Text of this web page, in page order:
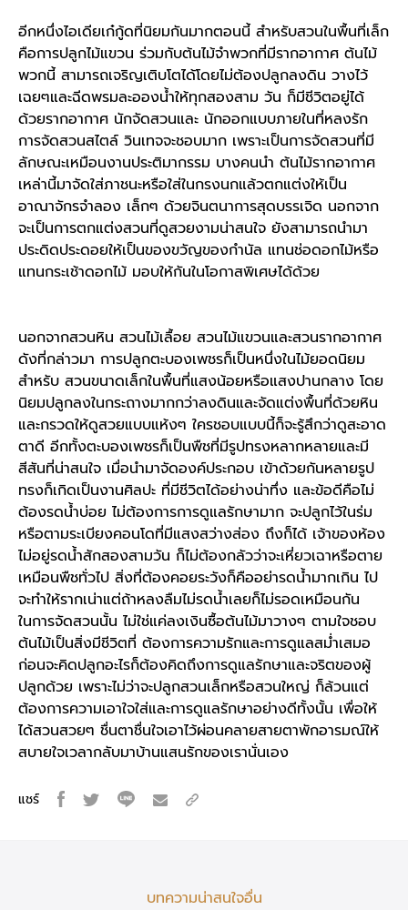
อีกหนึ่งไอเดียเก๋กู้ดที่นิยมกันมากตอนนี้ สำหรับสวนในพื้นที่เล็ก
คือการปลูกไม้แขวน ร่วมกับต้นไม้จำพวกที่มีรากอากาศ ต้นไม้
พวกนี้ สามารถเจริญเติบโตได้โดยไม่ต้องปลูกลงดิน วางไว้
เฉยๆและฉีดพรมละอองน้ำให้ทุกสองสาม วัน ก็มีชีวิตอยู่ได้
ด้วยรากอากาศ นักจัดสวนและ นักออกแบบภายในที่หลงรัก
การจัดสวนสไตล์ วินเทจจะชอบมาก เพราะเป็นการจัดสวนที่มี
ลักษณะเหมือนงานประติมากรรม บางคนนำ ต้นไม้รากอากาศ
เหล่านี้มาจัดใส่ภาชนะหรือใส่ในกรงนกแล้วตกแต่งให้เป็น
อาณาจักรจำลอง เล็กๆ ด้วยจินตนาการสุดบรรเจิด นอกจาก
จะเป็นการตกแต่งสวนที่ดูสวยงามน่าสนใจ ยังสามารถนำมา
ประดิดประดอยให้เป็นของขวัญของกำนัล แทนช่อดอกไม้หรือ
แทนกระเช้าดอกไม้ มอบให้กันในโอกาสพิเศษได้ด้วย
นอกจากสวนหิน สวนไม้เลื้อย สวนไม้แขวนและสวนรากอากาศ
ดังที่กล่าวมา การปลูกตะบองเพชรก็เป็นหนึ่งในไม้ยอดนิยม
สำหรับ สวนขนาดเล็กในพื้นที่แสงน้อยหรือแสงปานกลาง โดย
นิยมปลูกลงในกระถางมากกว่าลงดินและจัดแต่งพื้นที่ด้วยหิน
และกรวดให้ดูสวยแบบแห้งๆ ใครชอบแบบนี้ก็จะรู้สึกว่าดูสะอาด
ตาดี อีกทั้งตะบองเพชรก็เป็นพืชที่มีรูปทรงหลากหลายและมี
สีสันที่น่าสนใจ เมื่อนำมาจัดองค์ประกอบ เข้าด้วยกันหลายรูป
ทรงก็เกิดเป็นงานศิลปะ ที่มีชีวิตได้อย่างน่าทึ่ง และข้อดีคือไม่
ต้องรดน้ำบ่อย ไม่ต้องการการดูแลรักษามาก จะปลูกไว้ในร่ม
หรือตามระเบียงคอนโดที่มีแสงสว่างส่อง ถึงก็ได้ เจ้าของห้อง
ไม่อยู่รดน้ำสักสองสามวัน ก็ไม่ต้องกลัวว่าจะเหี่ยวเฉาหรือตาย
เหมือนพืชทั่วไป สิ่งที่ต้องคอยระวังก็คืออย่ารดน้ำมากเกิน ไป
จะทำให้รากเน่าแต่ถ้าหลงลืมไม่รดน้ำเลยก็ไม่รอดเหมือนกัน
ในการจัดสวนนั้น ไม่ใช่แค่ลงเงินซื้อต้นไม้มาวางๆ ตามใจชอบ
ต้นไม้เป็นสิ่งมีชีวิตที่ ต้องการความรักและการดูแลสม่ำเสมอ
ก่อนจะคิดปลูกอะไรก็ต้องคิดถึงการดูแลรักษาและจริตของผู้
ปลูกด้วย เพราะไม่ว่าจะปลูกสวนเล็กหรือสวนใหญ่ ก็ล้วนแต่
ต้องการความเอาใจใส่และการดูแลรักษาอย่างดีทั้งนั้น เพื่อให้
ได้สวนสวยๆ ชื่นตาชื่นใจเอาไว้ผ่อนคลายสายตาพักอารมณ์ให้
สบายใจเวลากลับมาบ้านแสนรักของเรานั่นเอง
แชร์
บทความน่าสนใจอื่น